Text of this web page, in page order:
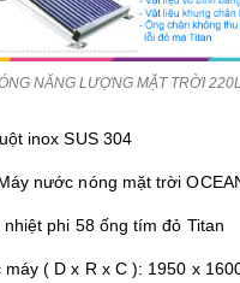
NĂNG LƯỢNG MẶT TRỜI
inox SUS 304
nước nóng mặt trời
phi 58 ống tím đỏ Titan
( D x R x C ): 1950 x